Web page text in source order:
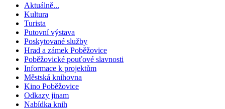
Aktuálně...
Kultura
Turista
Putovní výstava
Poskytované služby
Hrad a zámek Poběžovice
Poběžovické pouťové slavnosti
Informace k projektům
Městská knihovna
Kino Poběžovice
Odkazy jinam
Nabídka knih